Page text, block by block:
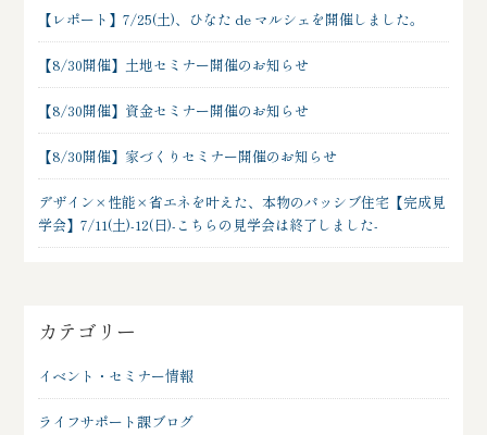
【レポート】7/25(土)、ひなた de マルシェを開催しました。
【8/30開催】土地セミナー開催のお知らせ
【8/30開催】資金セミナー開催のお知らせ
【8/30開催】家づくりセミナー開催のお知らせ
デザイン×性能×省エネを叶えた、本物のパッシブ住宅【完成見
学会】7/11(土)-12(日)-こちらの見学会は終了しました-
カテゴリー
イベント・セミナー情報
ライフサポート課ブログ